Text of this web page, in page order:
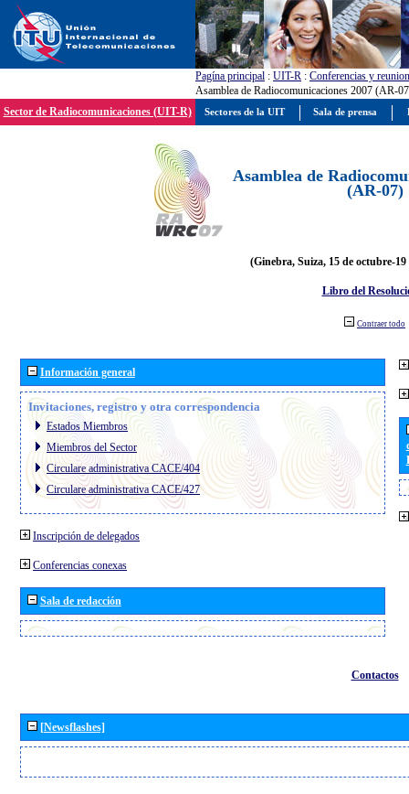
Pagína principal : UIT-R : Conferencias y
Asamblea de Radiocomunicaciones 2007 (AR-
Sector de Radiocomunicaciones (UIT-R)
Asamblea de
(AR-07)
(Ginebra, Suiza, 15 de octubre-19
Libro del
Contraer todo
Información general
Invitaciones, registro y otra correspondencia
Estados Miembros
Miembros del Sector
Circulare administrativa CACE/404
Circulare administrativa CACE/427
Inscripción de delegados
Conferencias conexas
Sala de redacción
Contactos
[Newsflashes]
Sectores de la UIT Sala de prensa